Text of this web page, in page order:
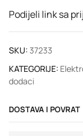
Podijeli link sa
SKU: 37233
KATEGORIJE:
dodaci
DOSTAVA I POVRAT